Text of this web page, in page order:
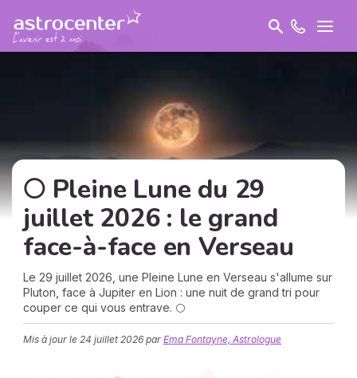
🌕 Pleine Lune du 29
juillet 2026 : le grand
face-à-face en Verseau
Le 29 juillet 2026, une Pleine Lune en Verseau s'allume sur
Pluton, face à Jupiter en Lion : une nuit de grand tri pour
couper ce qui vous entrave. 🌕
Mis à jour le 24 juillet 2026 par Ema Fontayne, Astrologue